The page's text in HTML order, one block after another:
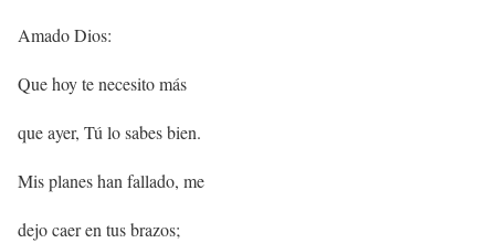
Amado Dios:
Que hoy te necesito más
que ayer, Tú lo sabes bien.
Mis planes han fallado, me
dejo caer en tus brazos;